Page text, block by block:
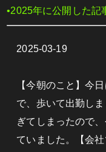
•2025年に公開した記
2025-03-19
【今朝のこと】今
で、歩いて出勤し
ぎてしまったので
ていました。【会